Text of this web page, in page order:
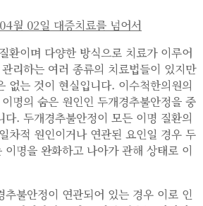
월 02일 대증치료를 넘어서
환이며 다양한 방식으로 치료가 이루어
리하는 여러 종류의 치료법들이 있지만
없는 것이 현실입니다. 이수척한의원의
명의 숨은 원인인 두개경추불안정을 중
다. 두개경추불안정이 모든 이명 질환의
차적 원인이거나 연관된 요인일 경우 두
이명을 완화하고 나아가 관해 상태로 이
추불안정이 연관되어 있는 경우 이로 인